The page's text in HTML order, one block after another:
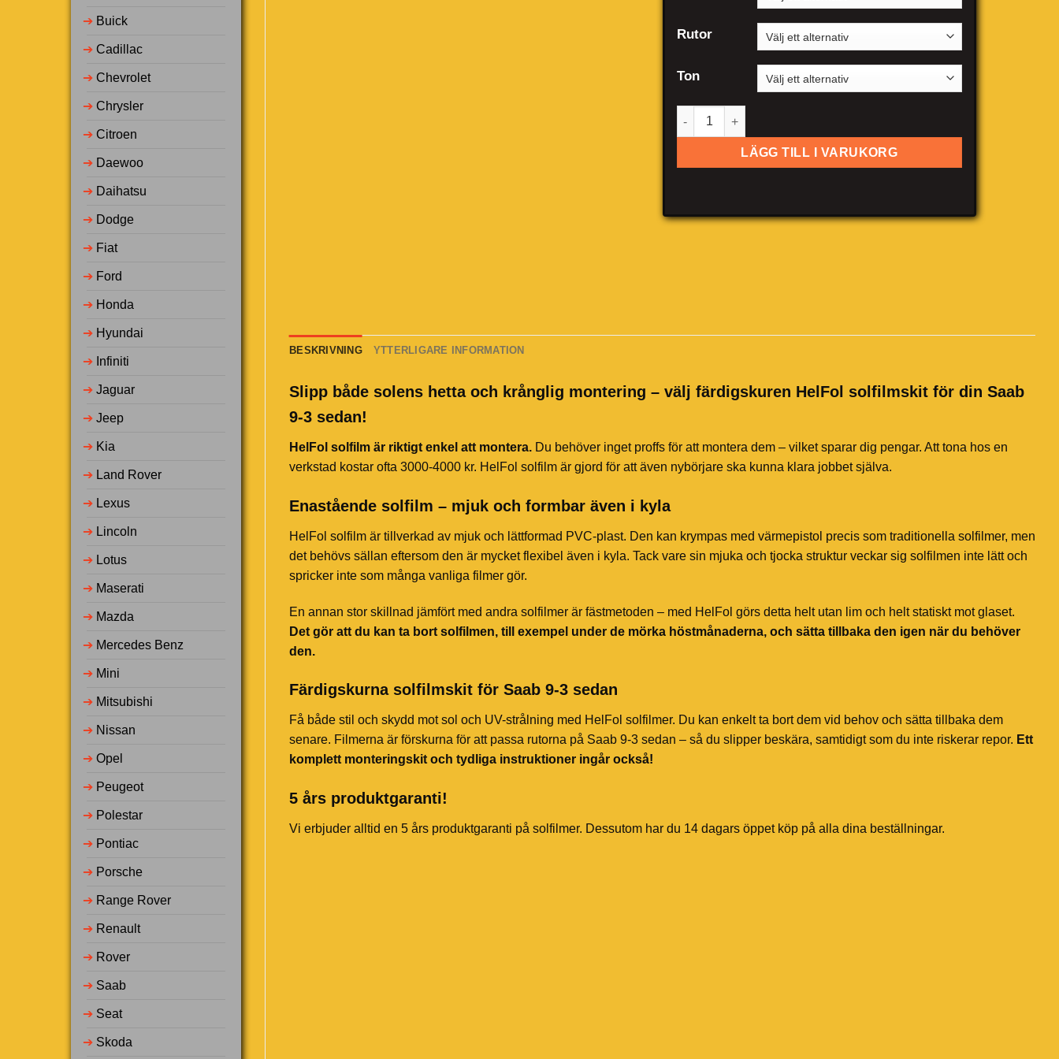
➔ Buick
➔ Cadillac
➔ Chevrolet
➔ Chrysler
➔ Citroen
➔ Daewoo
➔ Daihatsu
➔ Dodge
➔ Fiat
➔ Ford
➔ Honda
➔ Hyundai
➔ Infiniti
➔ Jaguar
➔ Jeep
➔ Kia
➔ Land Rover
➔ Lexus
➔ Lincoln
➔ Lotus
➔ Maserati
➔ Mazda
➔ Mercedes Benz
➔ Mini
➔ Mitsubishi
➔ Nissan
➔ Opel
➔ Peugeot
➔ Polestar
➔ Pontiac
➔ Porsche
➔ Range Rover
➔ Renault
➔ Rover
➔ Saab
➔ Seat
➔ Skoda
Rutor
Ton
Saab 9-3 sedan mängd
LÄGG TILL I VARUKORG
BESKRIVNING YTTERLIGARE INFORMATION
Slipp både solens hetta och krånglig montering – välj färdigskuren HelFol solfilmskit för din Saab
9-3 sedan!
HelFol solfilm är riktigt enkel att montera. Du behöver inget proffs för att montera dem – vilket sparar dig pengar. Att tona hos en
verkstad kostar ofta 3000-4000 kr. HelFol solfilm är gjord för att även nybörjare ska kunna klara jobbet själva.
Enastående solfilm – mjuk och formbar även i kyla
HelFol solfilm är tillverkad av mjuk och lättformad PVC-plast. Den kan krympas med värmepistol precis som traditionella solfilmer, men
det behövs sällan eftersom den är mycket flexibel även i kyla. Tack vare sin mjuka och tjocka struktur veckar sig solfilmen inte lätt och
spricker inte som många vanliga filmer gör.
En annan stor skillnad jämfört med andra solfilmer är fästmetoden – med HelFol görs detta helt utan lim och helt statiskt mot glaset.
Det gör att du kan ta bort solfilmen, till exempel under de mörka höstmånaderna, och sätta tillbaka den igen när du behöver
den.
Färdigskurna solfilmskit för Saab 9-3 sedan
Få både stil och skydd mot sol och UV-strålning med HelFol solfilmer. Du kan enkelt ta bort dem vid behov och sätta tillbaka dem
senare. Filmerna är förskurna för att passa rutorna på Saab 9-3 sedan – så du slipper beskära, samtidigt som du inte riskerar repor. Ett
komplett monteringskit och tydliga instruktioner ingår också!
5 års produktgaranti!
Vi erbjuder alltid en 5 års produktgaranti på solfilmer. Dessutom har du 14 dagars öppet köp på alla dina beställningar.